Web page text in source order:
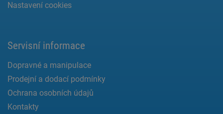
Nastavení cookies
Servisní informace
Dopravné a manipulace
Prodejní a dodací podmínky
Ochrana osobních údajů
Kontakty